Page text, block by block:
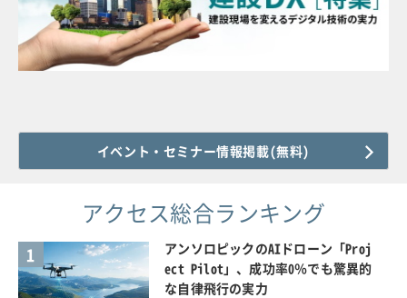
イベント・セミナー情報掲載(無料)
アクセス総合ランキング
1
アンソロピックのAIドローン「Proj
ect Pilot」、成功率0％でも驚異的
な自律飛行の実力